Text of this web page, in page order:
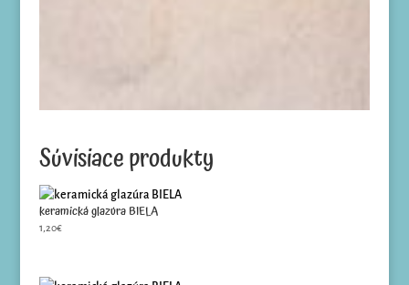
Súvisiace produkty
keramická glazúra BIELA
1,20€